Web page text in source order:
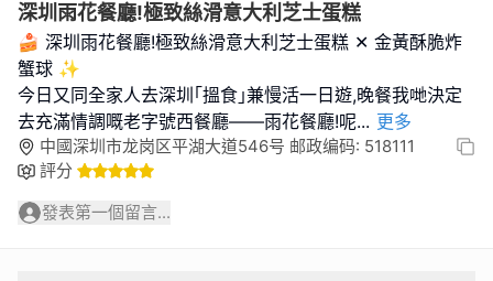
深圳雨花餐廳!極致絲滑意大利芝士蛋糕
🍰 深圳雨花餐廳!極致絲滑意大利芝士蛋糕 ✕ 金黃酥脆炸
蟹球 ✨
今日又同全家人去深圳｢搵食｣兼慢活一日遊,晚餐我哋決定
去充滿情調嘅老字號西餐廳——雨花餐廳!呢... 更多
中國深圳市龙岗区平湖大道546号 邮政编码: 518111
評分
發表第一個留言...